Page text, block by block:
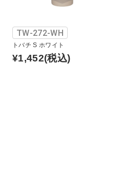
TW-272-WH
トバチ S ホワイト
¥1,452(税込)